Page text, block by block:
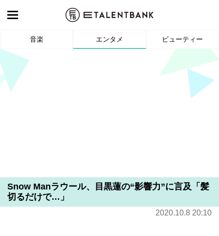
音楽 エンタメ ビューティー
Snow Manラウール、目黒蓮の“影響力”に言及「髪
切るだけで…」
2020.10.8 20:10